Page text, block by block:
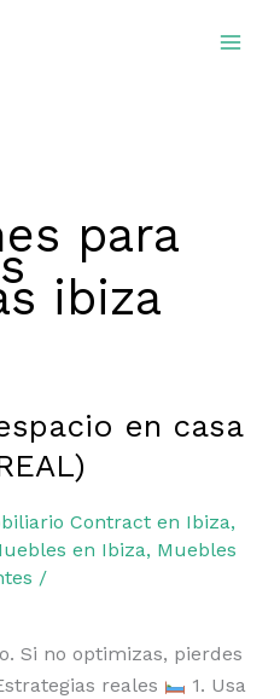
para
ibiza
en casa
Contract en Ibiza,
en Ibiza, Muebles
/
Si no optimizas, pierdes
reales
1. Usa